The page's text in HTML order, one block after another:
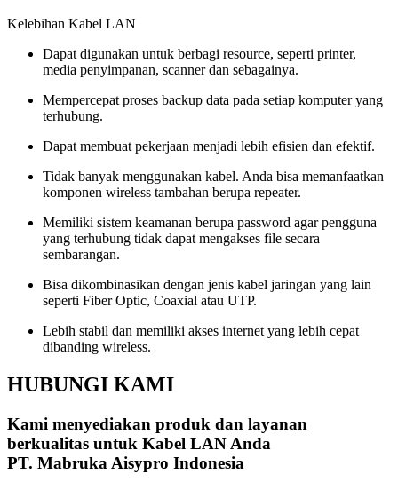
Kelebihan Kabel LAN
Dapat digunakan untuk berbagi resource, seperti printer,
media penyimpanan, scanner dan sebagainya.
Mempercepat proses backup data pada setiap komputer yang
terhubung.
Dapat membuat pekerjaan menjadi lebih efisien dan efektif.
Tidak banyak menggunakan kabel. Anda bisa memanfaatkan
komponen wireless tambahan berupa repeater.
Memiliki sistem keamanan berupa password agar pengguna
yang terhubung tidak dapat mengakses file secara
sembarangan.
Bisa dikombinasikan dengan jenis kabel jaringan yang lain
seperti Fiber Optic, Coaxial atau UTP.
Lebih stabil dan memiliki akses internet yang lebih cepat
dibanding wireless.
HUBUNGI KAMI
Kami menyediakan produk dan layanan
berkualitas untuk Kabel LAN Anda
PT. Mabruka Aisypro Indonesia